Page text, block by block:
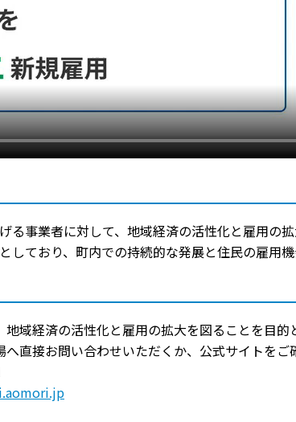
る事業者に対して、地域経済の活性化と雇用の
しており、町内での持続的な発展と住民の雇用
域経済の活性化と雇用の拡大を図ることを目
直接お問い合わせいただくか、公式サイトをご